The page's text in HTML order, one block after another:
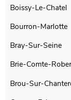
Boissy-Le-Chatel
Bourron-Marlotte
Bray-Sur-Seine
Brie-Comte-
Brou-Sur-